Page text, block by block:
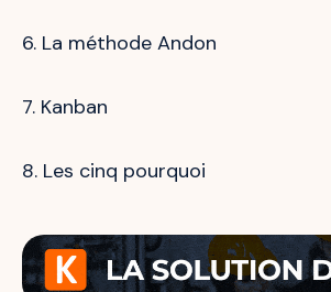
6. La méthode Andon
7. Kanban
8. Les cinq pourquoi